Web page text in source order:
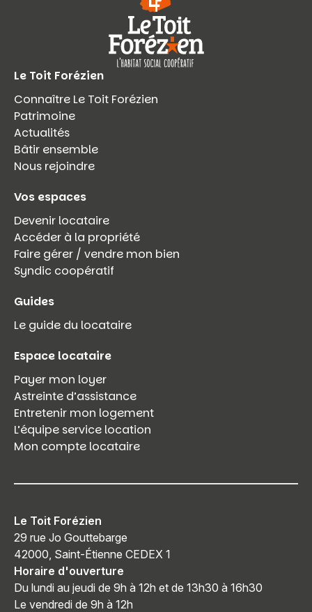
Le Toit Forézien
Connaître Le Toit Forézien
Patrimoine
Actualités
Bâtir ensemble
Nous rejoindre
Vos espaces
Devenir locataire
Accéder à la propriété
Faire gérer / vendre mon bien
Syndic coopératif
Guides
Le guide du locataire
Espace locataire
Payer mon loyer
Astreinte d’assistance
Entretenir mon logement
L’équipe service location
Mon compte locataire
Le Toit Forézien
29 rue Jo Gouttebarge
42000, Saint-Étienne CEDEX 1
Horaire d'ouverture
Du lundi au jeudi de 9h à 12h et de 13h30 à 16h30
Le vendredi de 9h à 12h